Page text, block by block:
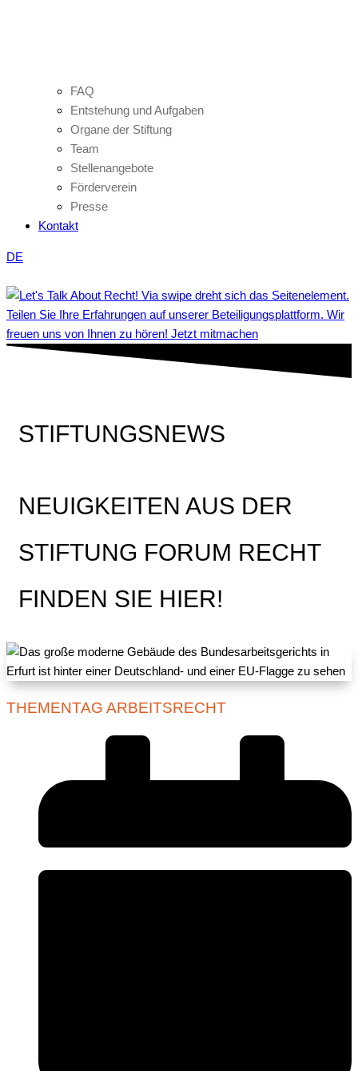
FAQ
Entstehung und Aufgaben
Organe der Stiftung
Team
Stellenangebote
Förderverein
Presse
Kontakt
DE
Teilen Sie Ihre Erfahrungen auf unserer Beteiligungsplattform. Wir
freuen uns von Ihnen zu hören! Jetzt mitmachen
STIFTUNGSNEWS
NEUIGKEITEN AUS DER
STIFTUNG FORUM RECHT
FINDEN SIE HIER!
THEMENTAG ARBEITSRECHT